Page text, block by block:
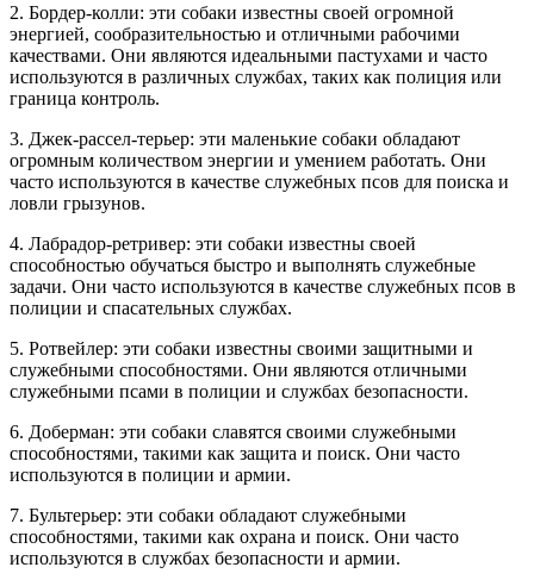
2. Бордер-колли: эти собаки известны своей огромной
энергией, сообразительностью и отличными рабочими
качествами. Они являются идеальными пастухами и часто
используются в различных службах, таких как полиция или
граница контроль.
3. Джек-рассел-терьер: эти маленькие собаки обладают
огромным количеством энергии и умением работать. Они
часто используются в качестве служебных псов для поиска и
ловли грызунов.
4. Лабрадор-ретривер: эти собаки известны своей
способностью обучаться быстро и выполнять служебные
задачи. Они часто используются в качестве служебных псов в
полиции и спасательных службах.
5. Ротвейлер: эти собаки известны своими защитными и
служебными способностями. Они являются отличными
служебными псами в полиции и службах безопасности.
6. Доберман: эти собаки славятся своими служебными
способностями, такими как защита и поиск. Они часто
используются в полиции и армии.
7. Бультерьер: эти собаки обладают служебными
способностями, такими как охрана и поиск. Они часто
используются в службах безопасности и армии.